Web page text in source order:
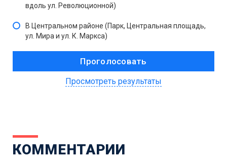
вдоль ул. Революционной)
В Центральном районе (Парк, Центральная площадь,
ул. Мира и ул. К. Маркса)
Просмотреть результаты
КОММЕНТАРИИ